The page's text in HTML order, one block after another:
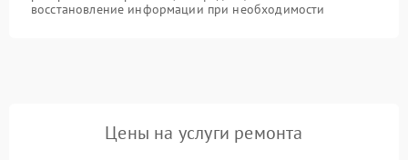
восстановление информации при необходимости
Цены на услуги ремонта